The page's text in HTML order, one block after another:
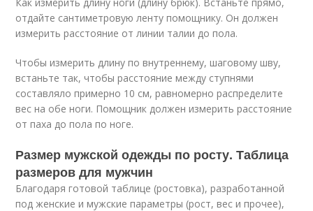
отдайте сантиметровую ленту помощнику. Он должен
измерить расстояние от линии талии до пола.
Чтобы измерить длину по внутреннему, шаговому шву,
встаньте так, чтобы расстояние между ступнями
составляло примерно 10 см, равномерно распределите
вес на обе ноги. Помощник должен измерить расстояние
от паха до пола по ноге.
Размер мужской одежды по росту. Таблица
размеров для мужчин
Благодаря готовой таблице (ростовка), разработанной
под женские и мужские параметры (рост, вес и прочее),